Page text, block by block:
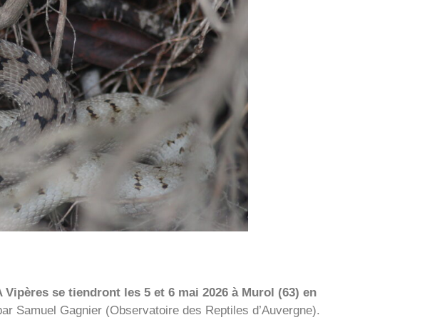
se tiendront les 5 et 6 mai 2026 à Murol (63) en
Samuel Gagnier (Observatoire des Reptiles d’Auvergne).